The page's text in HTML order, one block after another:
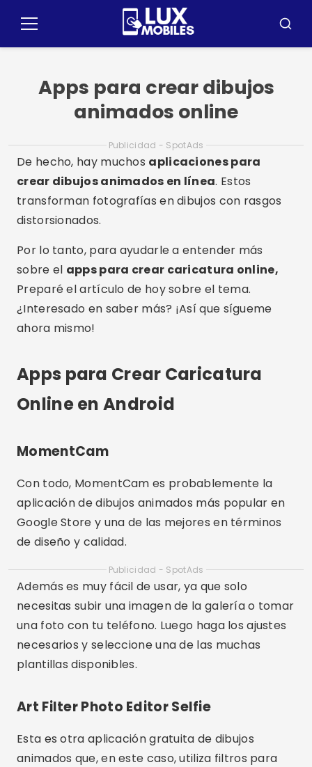
paraMenú
Apps para crear dibujos
animados online
Publicidad - SpotAds
De hecho, hay muchos aplicaciones para
crear dibujos animados en línea. Estos
transforman fotografías en dibujos con rasgos
distorsionados.
Por lo tanto, para ayudarle a entender más
sobre el apps para crear caricatura online,
Preparé el artículo de hoy sobre el tema.
¿Interesado en saber más? ¡Así que sígueme
ahora mismo!
Apps para Crear Caricatura
Online en Android
MomentCam
Con todo, MomentCam es probablemente la
aplicación de dibujos animados más popular en
Google Store y una de las mejores en términos
de diseño y calidad.
Publicidad - SpotAds
Además es muy fácil de usar, ya que solo
necesitas subir una imagen de la galería o tomar
una foto con tu teléfono. Luego haga los ajustes
necesarios y seleccione una de las muchas
plantillas disponibles.
​Art Filter Photo Editor Selfie
Esta es otra aplicación gratuita de dibujos
animados que, en este caso, utiliza filtros para